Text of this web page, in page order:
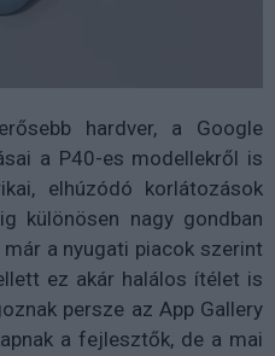
hardver, a Google
a P40-es modellekről is
elhúzódó korlátozások
különösen nagy gondban
a nyugati piacok szerint
ez akár halálos ítélet is
persze az App Gallery
a fejlesztők, de a mai